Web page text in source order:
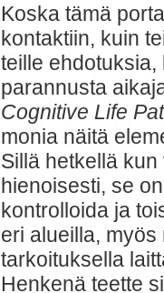
Koska tämä
kontaktiin, kuin
teille
parannusta
Cognitive Life
monia näitä
Sillä hetkellä
hienoisesti, se
kontrolloida ja
eri alueilla,
tarkoituksella
Henkenä teette